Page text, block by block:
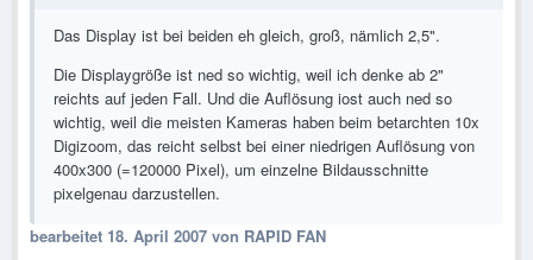
Das Display ist bei beiden eh gleich, groß, nämlich 2,5".
Die Displaygröße ist ned so wichtig, weil ich denke ab 2"
reichts auf jeden Fall. Und die Auflösung iost auch ned so
wichtig, weil die meisten Kameras haben beim betarchten 10x
Digizoom, das reicht selbst bei einer niedrigen Auflösung von
400x300 (=120000 Pixel), um einzelne Bildausschnitte
pixelgenau darzustellen.
bearbeitet 18. April 2007 von RAPID FAN